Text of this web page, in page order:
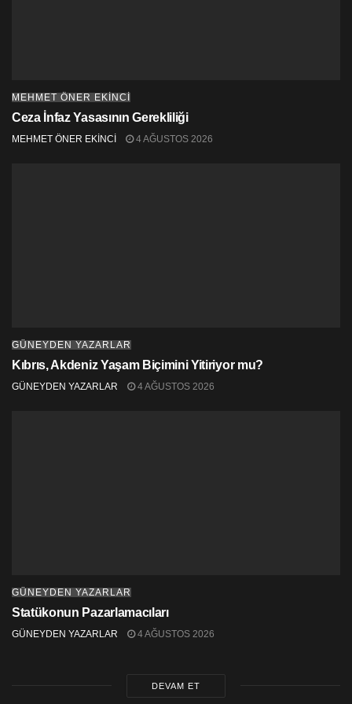
MEHMET ÖNER EKINCI
Ceza İnfaz Yasasının Gerekliliği
MEHMET ÖNER EKİNCİ 4 AĞUSTOS 2026
GÜNEYDEN YAZARLAR
Kıbrıs, Akdeniz Yaşam Biçimini Yitiriyor mu?
GÜNEYDEN YAZARLAR 4 AĞUSTOS 2026
GÜNEYDEN YAZARLAR
Statükonun Pazarlamacıları
GÜNEYDEN YAZARLAR 4 AĞUSTOS 2026
DEVAM ET